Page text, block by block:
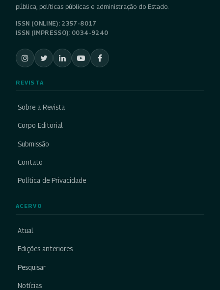
pública, políticas públicas e administração do Estado.
ISSN (ONLINE): 2357-8017
ISSN (IMPRESSO): 0034-9240
REVISTA
Sobre a Revista
Corpo Editorial
Submissão
Contato
Política de Privacidade
ACERVO
Atual
Edições anteriores
Pesquisar
Notícias